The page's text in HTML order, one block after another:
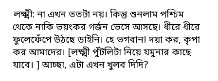
লক্ষ্মী: না এখন ততটা নয়। কিন্তু শুনলাম পশ্চিম
থেকে নাকি ভয়ংকর গর্জন ভেসে আসছে। ধীরে ধীরে
ফুলেফেঁপে উঠছে ডাইনি। হে ভগবান! দয়া কর, কৃপা
কর আমাদের। [লক্ষ্মী পুঁটলিটা নিয়ে যমুনার কাছে
যাবে। ] আচ্ছা, এটা এখন খুলব দিদি?